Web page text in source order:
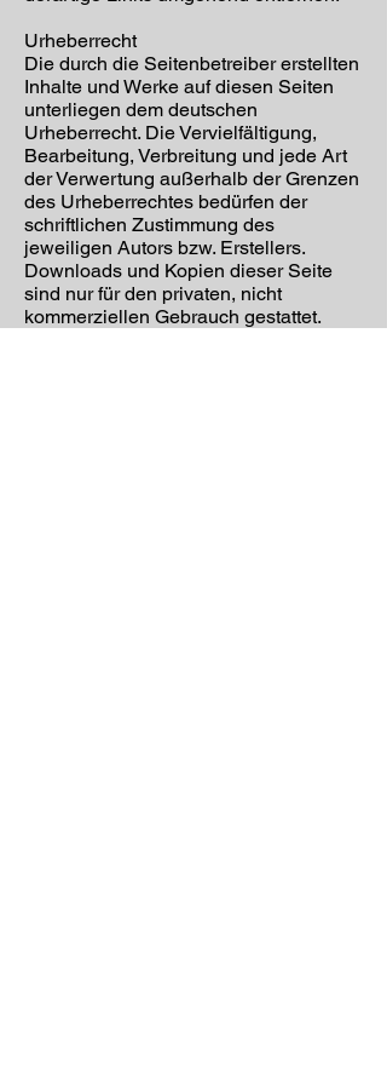
Urheberrecht
Die durch die Seitenbetreiber erstellten
Inhalte und Werke auf diesen Seiten
unterliegen dem deutschen
Urheberrecht. Die Vervielfältigung,
Bearbeitung, Verbreitung und jede Art
der Verwertung außerhalb der Grenzen
des Urheberrechtes bedürfen der
schriftlichen Zustimmung des
jeweiligen Autors bzw. Erstellers.
Downloads und Kopien dieser Seite
sind nur für den privaten, nicht
kommerziellen Gebrauch gestattet.